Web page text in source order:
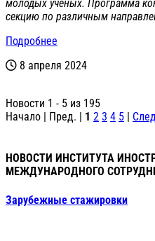
молодых ученых. Программа
секцию по различным
Подробнее
8 апреля 2024
Новости 1 - 5 из 195
Начало | Пред. | 1 2 3 4 5 |
НОВОСТИ ИНСТИТУТА
МЕЖДУНАРОДНОГО
Зарубежные стажировки